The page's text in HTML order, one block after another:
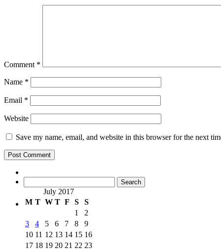
Comment *
Name *
Email *
Website
Save my name, email, and website in this browser for the next
for:
July 2017
M T W T F S
S
1
2
3
4 5 6 7 8
9
10 11 12 13 14 15 16
17 18 19 20 21 22 23